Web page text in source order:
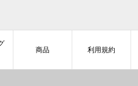
商品 利用規約